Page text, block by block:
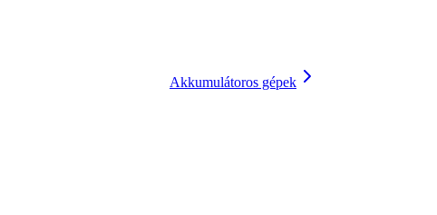
Akkumulátoros gépek